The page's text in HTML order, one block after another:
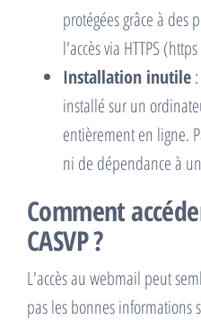
protégées grâce à des
l'accès via HTTPS
Installation inutile
installé sur un
entièrement en ligne.
ni de dépendance à
Comment
CASVP ?
L'accès au webmail peut
pas les bonnes informations